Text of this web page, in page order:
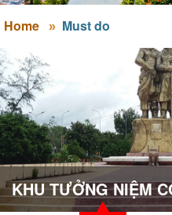
Home Must do
KHU TƯỞNG NIỆM